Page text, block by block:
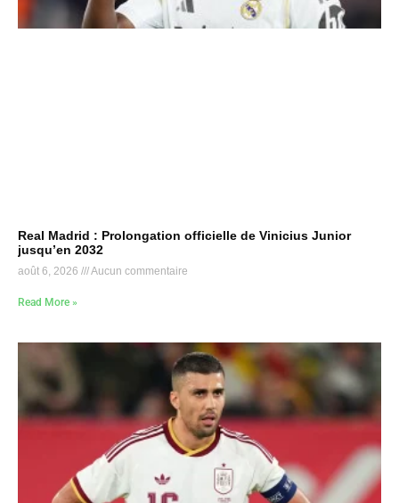
Real Madrid : Prolongation officielle de Vinicius Junior
jusqu’en 2032
août 6, 2026 Aucun commentaire
Read More »